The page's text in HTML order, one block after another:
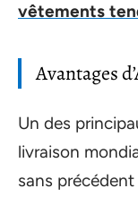
vêtements
Avantages
Un des
livraison
sans